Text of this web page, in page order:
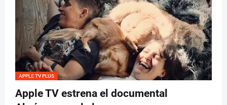
APPLE TV PLUS
Apple TV estrena el documental